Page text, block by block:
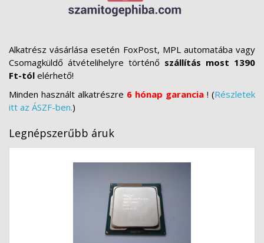
Alkatrész vásárlása esetén FoxPost, MPL automatába vagy
Csomagküldő átvételihelyre történő szállítás most 1390
Ft-tól elérhető!
Minden használt alkatrészre 6 hónap garancia ! (Részletek
itt az ÁSZF-ben.)
Legnépszerűbb áruk